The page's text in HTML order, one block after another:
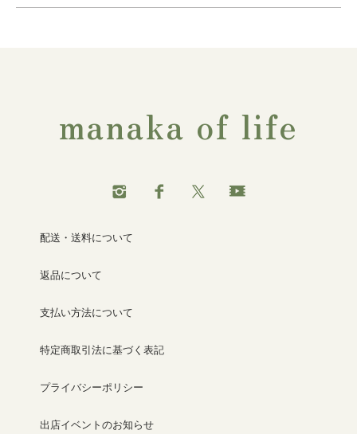
manaka of life
配送・送料について
返品について
支払い方法について
特定商取引法に基づく表記
プライバシーポリシー
出店イベントのお知らせ